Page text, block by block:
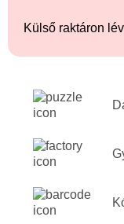
Külső raktáron